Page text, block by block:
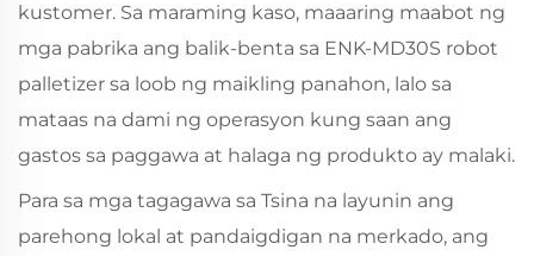
kustomer. Sa maraming kaso, maaaring maabot ng
mga pabrika ang balik-benta sa ENK‑MD30S robot
palletizer sa loob ng maikling panahon, lalo sa
mataas na dami ng operasyon kung saan ang
gastos sa paggawa at halaga ng produkto ay malaki.
Para sa mga tagagawa sa Tsina na layunin ang
parehong lokal at pandaigdigan na merkado, ang